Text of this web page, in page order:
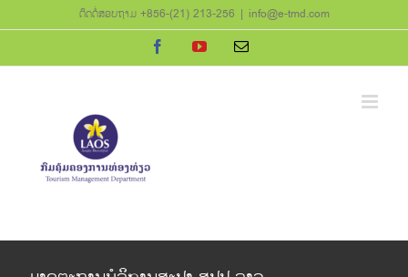
to
content
ຕິດຕໍ່ສອບຖາມ +856-(21) 213-256 | info@e-tmd.com
FacebookYouTubeEmail